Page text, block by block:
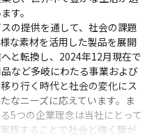
す。
の提供を通して、社会の課題
な素材を活用した製品を展開
と転換し、2024年12月現在で
など多岐にわたる事業および
り行く時代と社会の変化にス
なニーズに応えています。ま
5つの企業理念は当社にとって
践することで社会と強く繋が